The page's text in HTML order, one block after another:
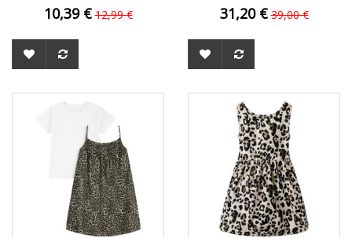
10,39 € 12,99 € 31,20 € 39,00 €
ΟFFER